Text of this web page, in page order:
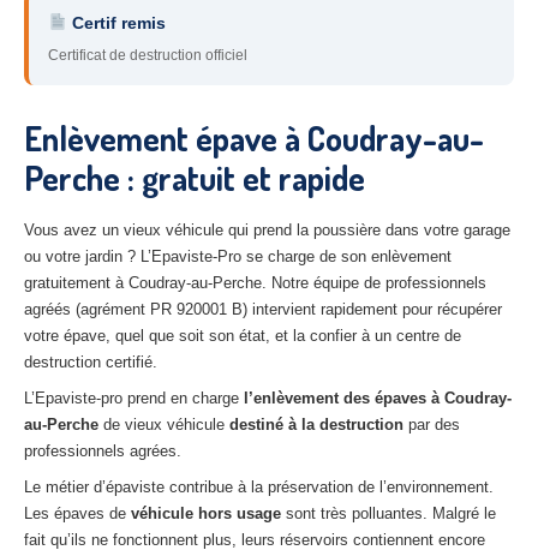
45 – Loiret
10– Aube
– Aisne
Tous les secteurs
CENTRE
Centreagréé VHU Paris 75 : casse auto avec destruction
Centre agréé VHU 77 : casse auto avec destruction
agréé VHU 78 : casse auto avec destruction
Centreagréé VHU 91 : casse auto avec destruction
Certif remis
Certificat de destruction officiel
Enlèvement épave à Coudray-au-
Perche : gratuit et rapide
Vous avez un vieux véhicule qui prend la poussière dans votre garage
ou votre jardin ? L’Epaviste-Pro se charge de son enlèvement
gratuitement à Coudray-au-Perche. Notre équipe de professionnels
agréés (agrément PR 920001 B) intervient rapidement pour récupérer
votre épave, quel que soit son état, et la confier à un centre de
destruction certifié.
L’Epaviste-pro prend en charge l’enlèvement des épaves à Coudray-
au-Perche de vieux véhicule destiné à la destruction par des
professionnels agrées.
Le métier d’épaviste contribue à la préservation de l’environnement.
Les épaves de véhicule hors usage sont très polluantes. Malgré le
fait qu’ils ne fonctionnent plus, leurs réservoirs contiennent encore